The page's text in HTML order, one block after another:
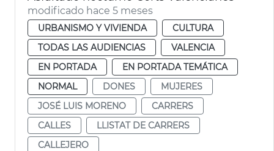
modificado hace 5 meses
URBANISMO Y VIVIENDA
CULTURA
TODAS LAS AUDIENCIAS
VALENCIA
EN PORTADA
EN PORTADA TEMÁTICA
NORMAL
DONES
MUJERES
JOSÉ LUIS MORENO
CARRERS
CALLES
LLISTAT DE CARRERS
CALLEJERO